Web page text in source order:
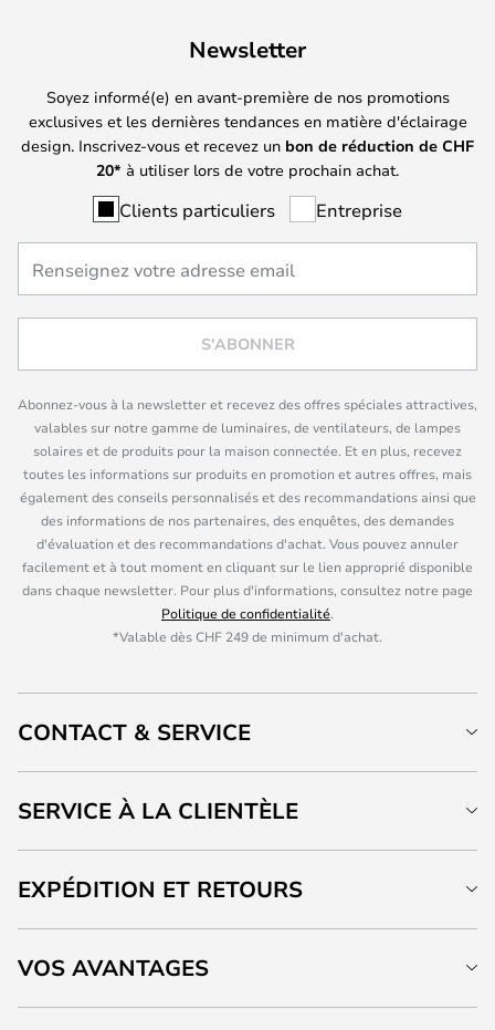
Newsletter
Soyez informé(e) en avant-première de nos promotions
exclusives et les dernières tendances en matière d'éclairage
design. Inscrivez-vous et recevez un bon de réduction de CHF
20* à utiliser lors de votre prochain achat.
Clients particuliers Entreprise
S'ABONNER
Abonnez-vous à la newsletter et recevez des offres spéciales attractives,
valables sur notre gamme de luminaires, de ventilateurs, de lampes
solaires et de produits pour la maison connectée. Et en plus, recevez
toutes les informations sur produits en promotion et autres offres, mais
également des conseils personnalisés et des recommandations ainsi que
des informations de nos partenaires, des enquêtes, des demandes
d'évaluation et des recommandations d'achat. Vous pouvez annuler
facilement et à tout moment en cliquant sur le lien approprié disponible
dans chaque newsletter. Pour plus d'informations, consultez notre page
Politique de confidentialité.
*Valable dès CHF 249 de minimum d'achat.
CONTACT & SERVICE
SERVICE À LA CLIENTÈLE
EXPÉDITION ET RETOURS
VOS AVANTAGES